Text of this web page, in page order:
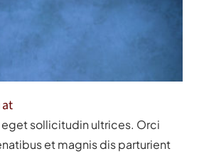
sollicitudin ultrices. Orci
et magnis dis parturient